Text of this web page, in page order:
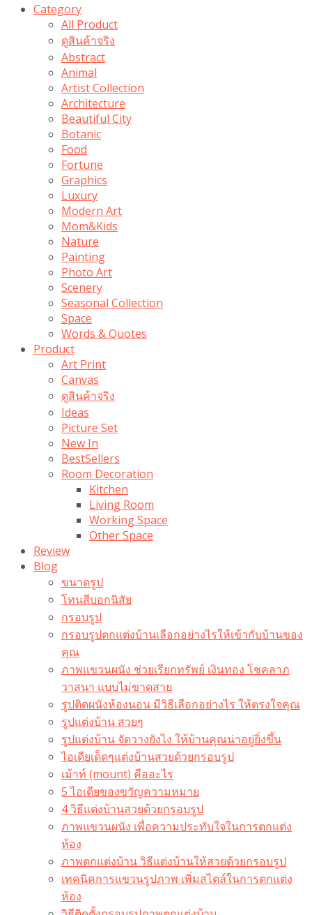
Category
All Product
ดูสินค้าจริง
Abstract
Animal
Artist Collection
Architecture
Beautiful City
Botanic
Food
Fortune
Graphics
Luxury
Modern Art
Mom&Kids
Nature
Painting
Photo Art
Scenery
Seasonal Collection
Space
Words & Quotes
Product
Art Print
Canvas
ดูสินค้าจริง
Ideas
Picture Set
New In
BestSellers
Room Decoration
Kitchen
Living Room
Working Space
Other Space
Review
Blog
ขนาดรูป
โทนสีบอกนิสัย
กรอบรูป
กรอบรูปตกแต่งบ้านเลือกอย่างไรให้เข้ากับบ้านของ
คุณ
ภาพแขวนผนัง ช่วยเรียกทรัพย์ เงินทอง โชคลาภ
วาสนา แบบไม่ขาดสาย
รูปติดผนังห้องนอน มีวิธีเลือกอย่างไร ให้ตรงใจคุณ
รูปแต่งบ้าน สวยๆ
รูปแต่งบ้าน จัดวางยังไง ให้บ้านคุณน่าอยู่ยิ่งขึ้น
ไอเดียเด็ดๆแต่งบ้านสวยด้วยกรอบรูป
เม้าท์ (mount) คืออะไร​
5 ไอเดียของขวัญความหมาย
4 วิธีแต่งบ้านสวยด้วยกรอบรูป
ภาพแขวนผนัง เพื่อความประทับใจในการตกแต่ง
ห้อง
ภาพตกแต่งบ้าน วิธีแต่งบ้านให้สวยด้วยกรอบรูป
เทคนิคการแขวนรูปภาพ เพิ่มสไตล์ในการตกแต่ง
ห้อง